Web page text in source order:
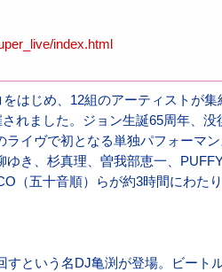
index.html
はじめ、12組のアーティストが集
れました。ジョン生誕65周年、
イヴで初となる単独パフォーマ
き、杉真理、曽我部恵一、
（五十音順）らが約3時間にわた
すという名DJ亀渕が登場。ビート